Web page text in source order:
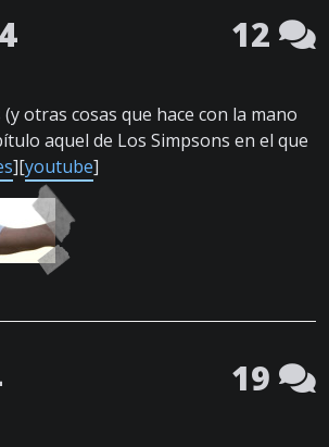
12
otras cosas que hace con la mano
aquel de Los Simpsons en el que
][youtube]
19